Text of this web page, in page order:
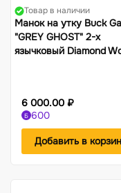
Товар в наличии
Манок на утку Buck
"GREY GHOST" 2-х
язычковый Diamond
6 000.00 ₽
Б 600
Добавить в